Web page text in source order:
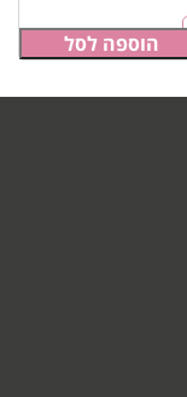
הוספה לסל